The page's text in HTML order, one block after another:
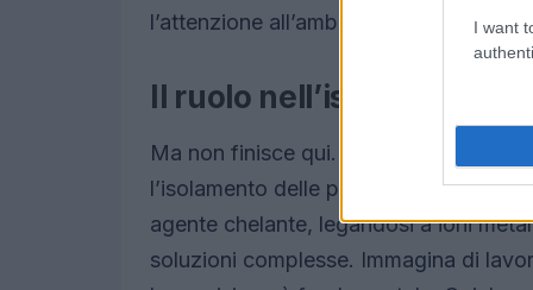
I want
l’attenzione all’ambiente è al centro
Il ruolo nell’isolamento
Ma non finisce qui. Un altro utilizzo
l’isolamento delle proteine. In
agente chelante, legandosi a ioni
soluzioni complesse. Immagina di